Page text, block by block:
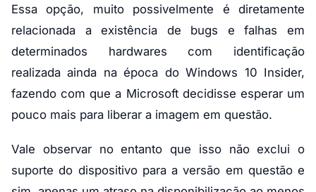
Essa opção, muito possivelmente é diretamente
relacionada a existência de bugs e falhas em
determinados hardwares com identificação
realizada ainda na época do Windows 10 Insider,
fazendo com que a Microsoft decidisse esperar um
pouco mais para liberar a imagem em questão.
Vale observar no entanto que isso não exclui o
suporte do dispositivo para a versão em questão e